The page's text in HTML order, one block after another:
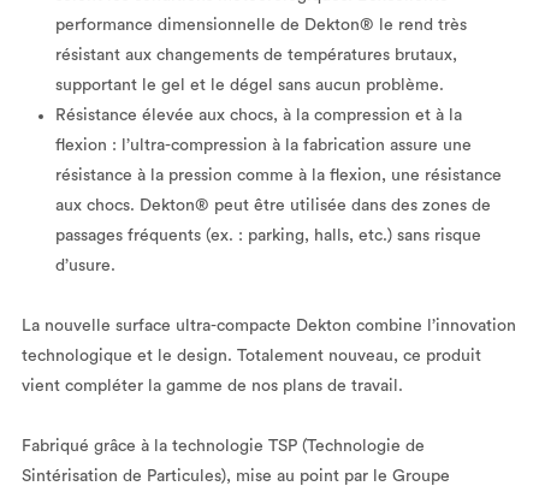
performance dimensionnelle de Dekton® le rend très
résistant aux changements de températures brutaux,
supportant le gel et le dégel sans aucun problème.
Résistance élevée aux chocs, à la compression et à la
flexion : l’ultra-compression à la fabrication assure une
résistance à la pression comme à la flexion, une résistance
aux chocs. Dekton® peut être utilisée dans des zones de
passages fréquents (ex. : parking, halls, etc.) sans risque
d’usure.
La nouvelle surface ultra-compacte Dekton combine l’innovation
technologique et le design. Totalement nouveau, ce produit
vient compléter la gamme de nos plans de travail.
Fabriqué grâce à la technologie TSP (Technologie de
Sintérisation de Particules), mise au point par le Groupe